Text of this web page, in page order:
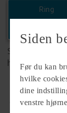
Ring
Se komplet info
hjemmeside
Siden
Før du kan
hvilke
dine
venstre